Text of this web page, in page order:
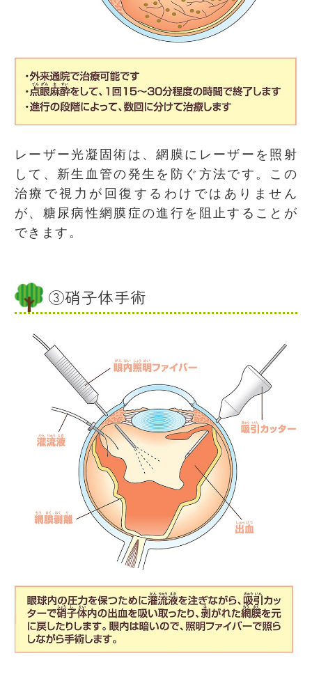
レーザー光凝固術は、網膜にレーザーを照射
して、新生血管の発生を防ぐ方法です。この
治療で視力が回復するわけではありません
が、糖尿病性網膜症の進行を阻止することが
できます。
③硝子体手術